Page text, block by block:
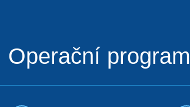
Operační program